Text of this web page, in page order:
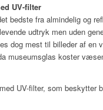
UV-filter
bedste fra almindelig og
udtryk men uden
dog mest til billeder af en
museumsglas koster
UV-filter, som beskytter